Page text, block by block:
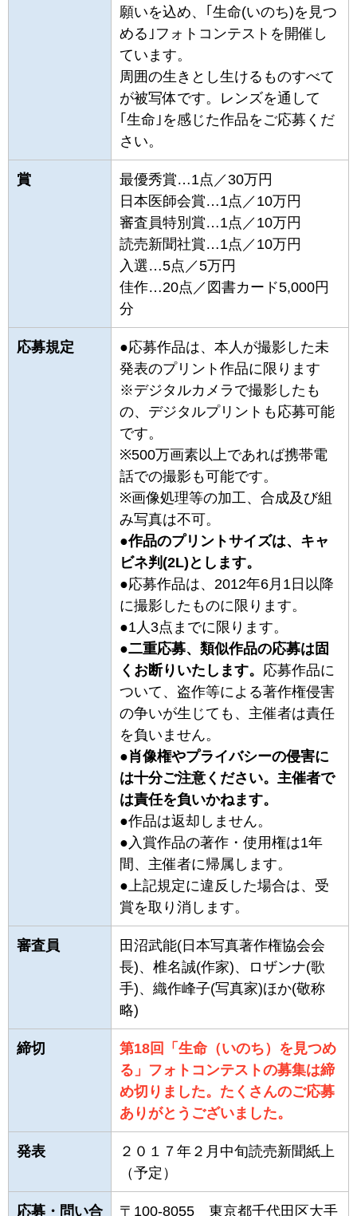
願いを込め、｢生命(いのち)を見つ
める｣フォトコンテストを開催し
ています。
周囲の生きとし生けるものすべて
が被写体です。レンズを通して
｢生命｣を感じた作品をご応募くだ
さい。
賞
最優秀賞…1点／30万円
日本医師会賞…1点／10万円
審査員特別賞…1点／10万円
読売新聞社賞…1点／10万円
入選…5点／5万円
佳作…20点／図書カード5,000円
分
応募規定
●応募作品は、本人が撮影した未
発表のプリント作品に限ります
※デジタルカメラで撮影したも
の、デジタルプリントも応募可能
です。
※500万画素以上であれば携帯電
話での撮影も可能です。
※画像処理等の加工、合成及び組
み写真は不可。
●作品のプリントサイズは、キャ
ビネ判(2L)とします。
●応募作品は、2012年6月1日以降
に撮影したものに限ります。
●1人3点までに限ります。
●二重応募、類似作品の応募は固
くお断りいたします。 応募作品に
ついて、盗作等による著作権侵害
の争いが生じても、主催者は責任
を負いません。
●肖像権やプライバシーの侵害に
は十分ご注意ください。主催者で
は責任を負いかねます。
●作品は返却しません。
●入賞作品の著作・使用権は1年
間、主催者に帰属します。
●上記規定に違反した場合は、受
賞を取り消します。
審査員
田沼武能(日本写真著作権協会会
長)、椎名誠(作家)、ロザンナ(歌
手)、織作峰子(写真家)ほか(敬称
略)
締切
第18回「生命（いのち）を見つめ
る」フォトコンテストの募集は締
め切りました。たくさんのご応募
ありがとうございました。
発表
２０１７年２月中旬読売新聞紙上
（予定）
応募・問い合 〒100-8055 東京都千代田区大手